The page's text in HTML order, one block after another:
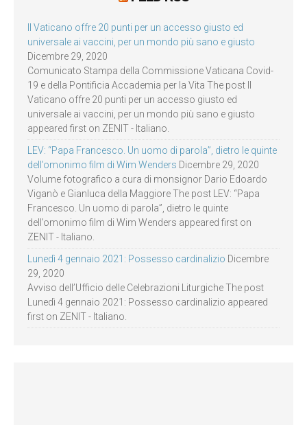
Il Vaticano offre 20 punti per un accesso giusto ed
universale ai vaccini, per un mondo più sano e giusto
Dicembre 29, 2020
Comunicato Stampa della Commissione Vaticana Covid-
19 e della Pontificia Accademia per la Vita The post Il
Vaticano offre 20 punti per un accesso giusto ed
universale ai vaccini, per un mondo più sano e giusto
appeared first on ZENIT - Italiano.
LEV: “Papa Francesco. Un uomo di parola”, dietro le quinte
dell’omonimo film di Wim Wenders Dicembre 29, 2020
Volume fotografico a cura di monsignor Dario Edoardo
Viganò e Gianluca della Maggiore The post LEV: “Papa
Francesco. Un uomo di parola”, dietro le quinte
dell’omonimo film di Wim Wenders appeared first on
ZENIT - Italiano.
Lunedì 4 gennaio 2021: Possesso cardinalizio Dicembre
29, 2020
Avviso dell’Ufficio delle Celebrazioni Liturgiche The post
Lunedì 4 gennaio 2021: Possesso cardinalizio appeared
first on ZENIT - Italiano.